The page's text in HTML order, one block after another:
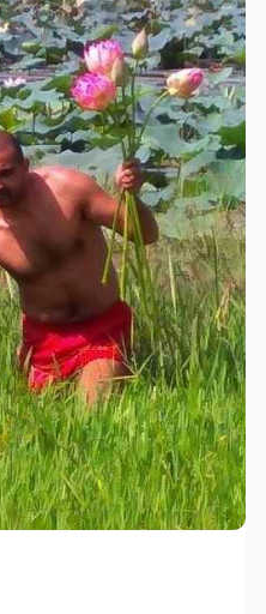
चलते हैं और ऐसा समाज जो
में प्राणवायु की तरह घुली
द्वारा खत्म करना चाहते हैं
प्रधान समाज हमें स्वीकार नहीं
पिता आदि,,जबकि वे छोटे
हैं,,समझ सको तो समझ जाओ
जो ईश्वर की आज्ञाओं से
क्योंकि ईश्वर ही इस सृष्टि का
सोचती हैं कि घर में बैठा
कब
#परमपिता
का विरोध शुरू कर
पता चलता है तबतक किडनी
और इतनों द्वारा भोगी जा
लगे,, या फिर बोरी या फ्रिज
समाज का मतलब है जब शरीर
की प्रधानता है वह आपको
ऐसा समाज जहां परमात्मा को
किए जाते हैं,,
हमारी गलती नहीं,, अपना